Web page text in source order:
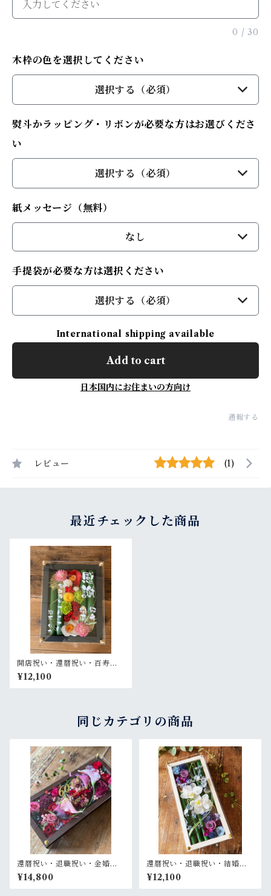
0 / 30
木枠の色を選択してください
選択する（必須）
熨斗かラッピング・リボンが必要な方はお選びくださ
い
選択する（必須）
紙メッセージ（無料）
なし
手提袋が必要な方は選択ください
選択する（必須）
International shipping available
Add to cart
日本国内にお住まいの方向け
通報する
レビュー (1)
最近チェックした商品
開店祝い・還暦祝い・百寿祝
い・記念品・結婚式両親贈呈
品【名入れ】プリザーブドフ
ラワーアレンジ 和風 黒木枠
¥12,100
同じカテゴリの商品
還暦祝い・退職祝い・金婚式
祝い・周年祝い【名入れ ゴー
ルド文字】プリザーブドフラ
ワーアレンジ ウッドフレーム
¥14,800
還暦祝い・退職祝い・結婚式
両親贈呈品【名入れ】プリザ
ーブドフラワーアレンジ 和風
白木枠ロング〈竹 青紫 〉名入
¥12,100